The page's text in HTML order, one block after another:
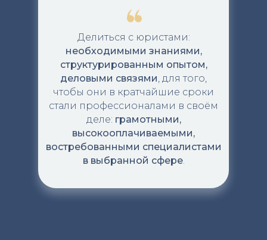
Делиться с юристами:
необходимыми знаниями,
структурированным опытом,
деловыми связями, для того,
чтобы они в кратчайшие сроки
стали профессионалами в своём
деле: грамотными,
высокооплачиваемыми,
востребованными специалистами
в выбранной сфере.